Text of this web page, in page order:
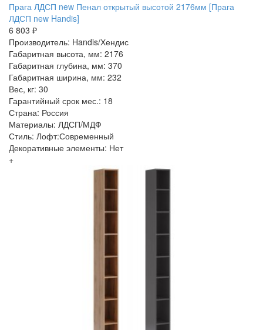
Прага ЛДСП new Пенал открытый высотой 2176мм [Прага
ЛДСП new Handis]
6 803 ₽
Производитель: Handis/Хендис
Габаритная высота, мм: 2176
Габаритная глубина, мм: 370
Габаритная ширина, мм: 232
Вес, кг: 30
Гарантийный срок мес.: 18
Страна: Россия
Материалы: ЛДСП/МДФ
Стиль: Лофт:Современный
Декоративные элементы: Нет
+